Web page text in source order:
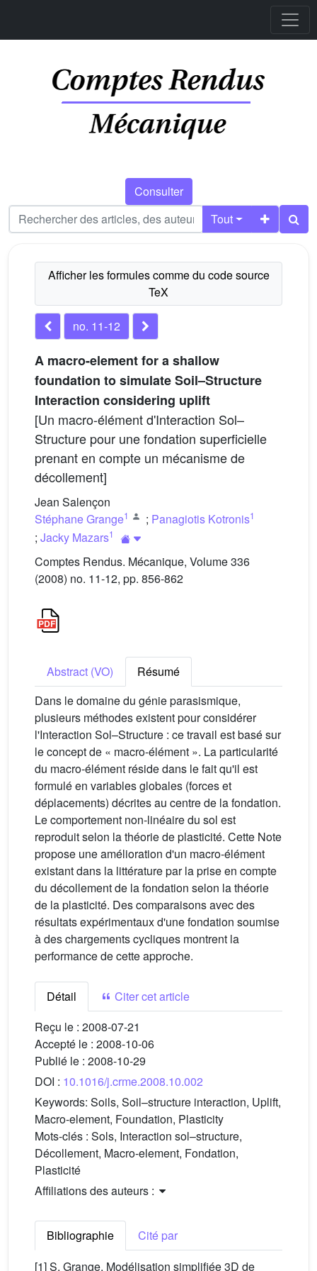
Consulter
Tout
no. 11-12
A macro-element for a shallow
foundation to simulate Soil–Structure
Interaction considering uplift
[Un macro-élément d'Interaction Sol–
Structure pour une fondation superficielle
prenant en compte un mécanisme de
décollement]
Jean Salençon
Stéphane Grange1 ; Panagiotis Kotronis1
; Jacky Mazars1
Comptes Rendus. Mécanique, Volume 336
(2008) no. 11-12, pp. 856-862
Abstract (VO)
Résumé
Dans le domaine du génie parasismique,
plusieurs méthodes existent pour considérer
l'Interaction Sol–Structure : ce travail est basé sur
le concept de « macro-élément ». La particularité
du macro-élément réside dans le fait qu'il est
formulé en variables globales (forces et
déplacements) décrites au centre de la fondation.
Le comportement non-linéaire du sol est
reproduit selon la théorie de plasticité. Cette Note
propose une amélioration d'un macro-élément
existant dans la littérature par la prise en compte
du décollement de la fondation selon la théorie
de la plasticité. Des comparaisons avec des
résultats expérimentaux d'une fondation soumise
à des chargements cycliques montrent la
performance de cette approche.
Détail
Citer cet article
Reçu le : 2008-07-21
Accepté le : 2008-10-06
Publié le : 2008-10-29
DOI : 10.1016/j.crme.2008.10.002
Keywords: Soils, Soil–structure interaction, Uplift,
Macro-element, Foundation, Plasticity
Mots-clés : Sols, Interaction sol–structure,
Décollement, Macro-element, Fondation,
Plasticité
Affiliations des auteurs :
Bibliographie
Cité par
[1] S. Grange, Modélisation simplifiée 3D de